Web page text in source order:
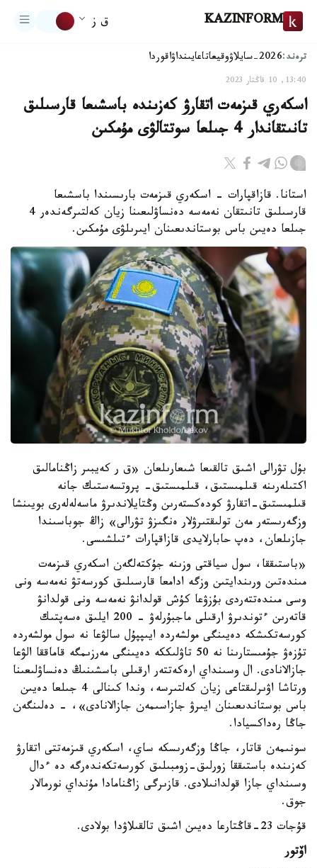
KAZINFORM ق ز
ترەند:2026-سايلاۋ وقيعاتاعايىنداۋاقوردا
13:40, 10 قاڭتار 2023
اسكەري قىزمەت اتقارۋ كەزىندە باسشىعا قارسىلىق
تانىتقاندار 4 جىلعا سوتتالۋى مۇمكىن
استانا. قازاقپارات - اسكەري قىزمەت بارىسىندا باسشىعا
قارسىلىق تانىتقان نەمەسە دەنساۋلىعىنا زيان كەلتىرگەندەر 4
جىلعا دەيىن باس بوستاندىعىنان ايىرىلۋى مۇمكىن.
بۇل تۋرالى اشىق تالقىعا شىعارىلعان «ق ر كەيبىر زاڭنامالىق
اكتىلەرىنە قىلمىستىق، قىلمىستىق- پروتسەستىك جانە
قىلمىستىق-اتقارۋ كودەكستەرىن وڭتايلاندىرۋ ماسەلەلەرى بويىنشا
وزگەرىستەر مەن تولىقتىرۋلار ەنگىزۋ تۋرالى» زاڭ جوباسىندا
جازىلعان، دەپ حابارلايدى قازاقپارات ءتىلشىسى.
«باستىققا، سول سياقتى وزىنە جۇكتەلگەن اسكەري قىزمەت
مىندەتىن ورىندايتىن وزگە ادامعا قارسىلىق كورسەتۋ نەمەسە ونى
وسى مىندەتتەردى بۇزۋعا كۇش قولدانۋ نەمەسە ونى قولدانۋ
قاتەرىن ءتوندىرۋ ارقىلى ماجبۇرلەۋ – 200 ايلىق ەسەپتىك
كورسەتكىشكە دەيىنگى مولشەردە ايىپپۇل سالۋعا نە سول مولشەردە
تۇزەۋ جۇمىستارىنا نە 50 تاۋلىككە دەيىنگى مەرزىمگە قاماققا الۋعا
جازالانادى. ال وسىنداي ارەكەتتەر ارقىلى باسشىنىڭ دەنساۋلىعىنا
ورتاشا اۋىرلىقتاعى زيان كەلتىرسە، وندا كىنالى 4 جىلعا دەيىن
باس بوستاندىعىنان ايىرۋ جازاسىمەن جازالانادى»، - دەلىنگەن
جاڭا رەداكسيادا.
سونىمەن قاتار، جاڭا وزگەرىسكە ساي، اسكەري قىزمەتتى اتقارۋ
كەزىندە باستىققا زورلىق-زومبىلىق كورسەتكەندەرگە دە ءدال
وسىنداي جازا قولدانىلادى. قازىرگى زاڭنامادا مۇنداي نورمالار
جوق.
قۇجات 23-قاڭتارعا دەيىن اشىق تالقىلاۋدا بولادى.
اۆتور